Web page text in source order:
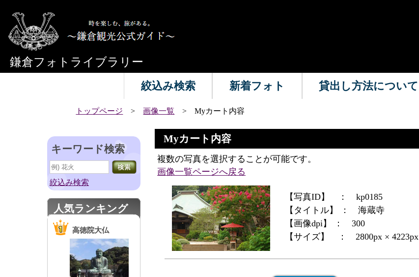
鎌倉フォトライブラリー
絞込み検索 新着フォト 貸出し方法について
トップページ >画像一覧 > Myカート内容
キーワード検索
絞込み検索
人気ランキング
高徳院大仏
Myカート内容
複数の写真を選択することが可能です。
画像一覧ページへ戻る
【写真ID】 ： kp0185
【タイトル】 ： 海蔵寺
【画像dpi】 ： 300
【サイズ】 ： 2800px × 4223px